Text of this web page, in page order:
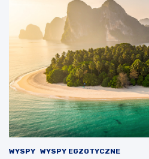
WYSPY WYSPY EGZOTYCZNE